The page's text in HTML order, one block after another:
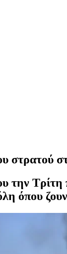
στρατού
την
όπου